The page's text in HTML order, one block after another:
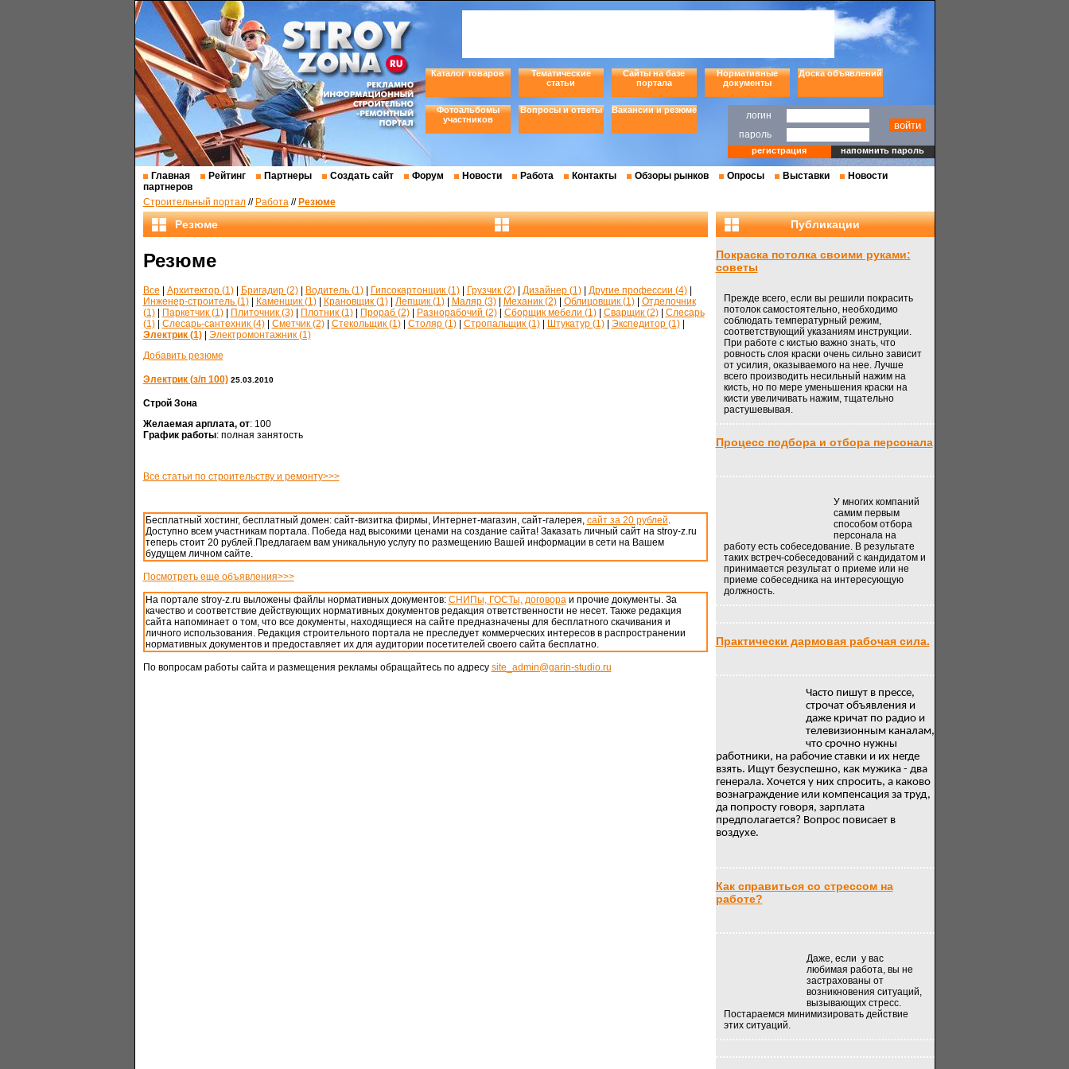
Каталог товаров
Тематические
статьи
Сайты на базе
портала
Нормативные
документы
Доска объявлений
Фотоальбомы
участников
Вопросы и ответы Вакансии и резюме
логин
пароль
регистрация напомнить пароль
Главная Рейтинг Партнеры Создать сайт Форум Новости Работа Контакты Обзоры рынков Опросы Выставки
Новости
партнеров
Строительный портал// Работа// Резюме
Публикации
Покраска потолка своими руками:
советы
Прежде всего, если вы решили покрасить
потолок самостоятельно, необходимо
соблюдать температурный режим,
соответствующий указаниям инструкции.
При работе с кистью важно знать, что
ровность слоя краски очень сильно зависит
от усилия, оказываемого на нее. Лучше
всего производить несильный нажим на
кисть, но по мере уменьшения краски на
кисти увеличивать нажим, тщательно
растушевывая.
Процесс подбора и отбора персонала
У многих компаний
самим первым
способом отбора
персонала на
работу есть собеседование. В результате
таких встреч-собеседований с кандидатом и
принимается результат о приеме или не
приеме собеседника на интересующую
должность.
Практически дармовая рабочая сила.
Часто пишут в прессе,
строчат объявления и
даже кричат по радио и
телевизионным каналам,
что срочно нужны
работники, на рабочие ставки и их негде
взять. Ищут безуспешно, как мужика - два
генерала. Хочется у них спросить, а каково
вознаграждение или компенсация за труд,
да попросту говоря, зарплата
предполагается? Вопрос повисает в
воздухе.
Как справиться со стрессом на
работе?
Даже, если у вас
любимая работа, вы не
застрахованы от
возникновения ситуаций,
вызывающих стресс.
Постараемся минимизировать действие
этих ситуаций.
Резюме
Резюме
Все Архитектор (1)| Бригадир (2)| Водитель (1)| Гипсокартонщик (1)| Грузчик (2)| Дизайнер (1)| Другие профессии (4)|
Инженер-строитель (1)| Каменщик (1)| Крановщик (1)| Лепщик (1)| Маляр (3)| Механик (2)| Облицовщик (1)| Отделочник
(1)| Паркетчик (1)| Плиточник (3)| Плотник (1)| Прораб (2)| Разнорабочий (2)| Сборщик мебели (1)| Сварщик (2)| Слесарь
(1)| Слесарь-сантехник (4)| Сметчик (2)| Стекольщик (1)| Столяр (1)| Стропальщик (1)| Штукатур (1)| Экспедитор (1)|
Электрик (1)| Электромонтажник (1)
Добавить резюме
Электрик (з/п 100) 25.03.2010
Строй Зона
Желаемая арплата, от: 100
График работы: полная занятость
Все статьи по строительству и ремонту>>>
Бесплатный хостинг, бесплатный домен: сайт-визитка фирмы, Интернет-магазин, сайт-галерея, сайт за 20 рублей.
Доступно всем участникам портала. Победа над высокими ценами на создание сайта! Заказать личный сайт на stroy-z.ru
теперь стоит 20 рублей.Предлагаем вам уникальную услугу по размещению Вашей информации в сети на Вашем
будущем личном сайте.
Посмотреть еще объявления>>>
На портале stroy-z.ru выложены файлы нормативных документов: СНИПы, ГОСТы, договораи прочие документы. За
качество и соответствие действующих нормативных документов редакция ответственности не несет. Также редакция
сайта напоминает о том, что все документы, находящиеся на сайте предназначены для бесплатного скачивания и
личного использования. Редакция строительного портала не преследует коммерческих интересов в распространении
нормативных документов и предоставляет их для аудитории посетителей своего сайта бесплатно.
По вопросам работы сайта и размещения рекламы обращайтесь по адресу site_admin@garin-studio.ru